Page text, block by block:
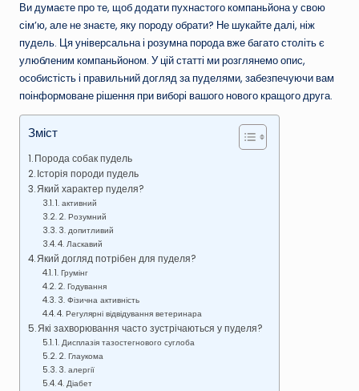
Ви думаєте про те, щоб додати пухнастого компаньйона у свою
сім’ю, але не знаєте, яку породу обрати? Не шукайте далі, ніж
пудель. Ця універсальна і розумна порода вже багато століть є
улюбленим компаньйоном. У цій статті ми розглянемо опис,
особистість і правильний догляд за пуделями, забезпечуючи вам
поінформоване рішення при виборі вашого нового кращого друга.
Зміст
Порода собак пудель
Історія породи пудель
Який характер пуделя?
1. активний
2. Розумний
3. допитливий
4. Ласкавий
Який догляд потрібен для пуделя?
1. Грумінг
2. Годування
3. Фізична активність
4. Регулярні відвідування ветеринара
Які захворювання часто зустрічаються у пуделя?
1. Дисплазія тазостегнового суглоба
2. Глаукома
3. алергії
4. Діабет